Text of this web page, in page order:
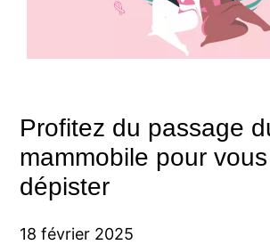
Profitez du passage
mammobile pour
dépister
18 février 2025